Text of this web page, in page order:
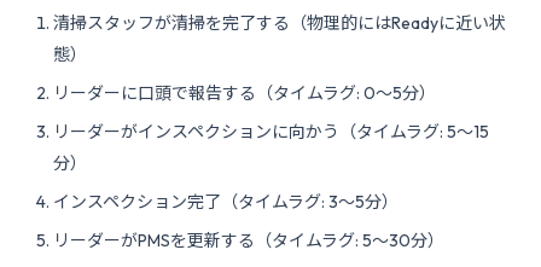
清掃スタッフが清掃を完了する（物理的にはReadyに近い状
態）
リーダーに口頭で報告する（タイムラグ: 0〜5分）
リーダーがインスペクションに向かう（タイムラグ: 5〜15
分）
インスペクション完了（タイムラグ: 3〜5分）
リーダーがPMSを更新する（タイムラグ: 5〜30分）